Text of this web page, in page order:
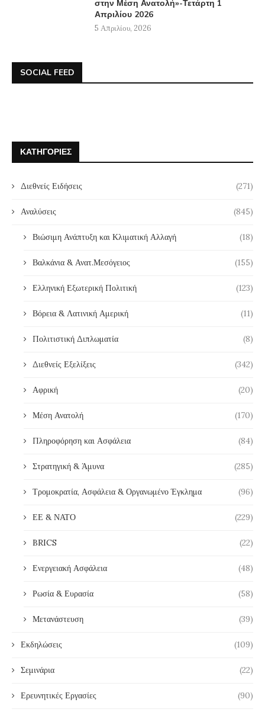
στην Μέση Ανατολή»-Τετάρτη 1
Απριλίου 2026
5 Απριλίου, 2026
SOCIAL FEED
ΚΑΤΗΓΟΡΊΕΣ
Διεθνείς Ειδήσεις (271)
Αναλύσεις (845)
Βιώσιμη Ανάπτυξη και Κλιματική Αλλαγή (18)
Βαλκάνια & Ανατ.Μεσόγειος (155)
Ελληνική Εξωτερική Πολιτική (123)
Βόρεια & Λατινική Αμερική (11)
Πολιτιστική Διπλωματία (8)
Διεθνείς Εξελίξεις (342)
Αφρική (20)
Μέση Ανατολή (170)
Πληροφόρηση και Ασφάλεια (84)
Στρατηγική & Άμυνα (285)
Τρομοκρατία, Ασφάλεια & Οργανωμένο Έγκλημα (96)
ΕΕ & ΝΑΤΟ (229)
BRICS (22)
Ενεργειακή Ασφάλεια (48)
Ρωσία & Ευρασία (58)
Μετανάστευση (39)
Εκδηλώσεις (109)
Σεμινάρια (22)
Ερευνητικές Εργασίες (90)